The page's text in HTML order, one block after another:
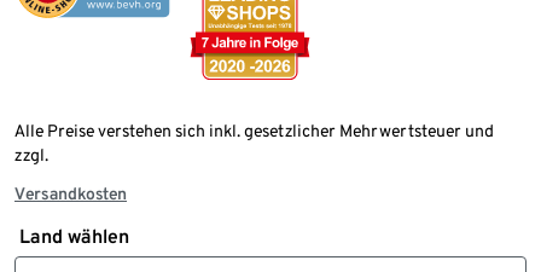
Alle Preise verstehen sich inkl. gesetzlicher Mehrwertsteuer und
zzgl.
Versandkosten
Land wählen